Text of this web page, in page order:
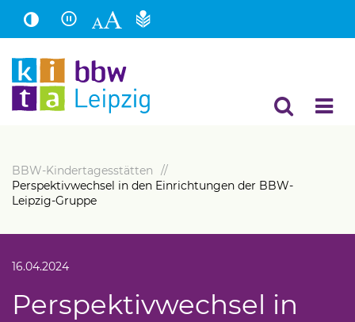
BBW-Kindertagesstätten
Perspektivwechsel in den Einrichtungen der BBW-
Leipzig-Gruppe
16.04.2024
Perspektivwechsel in